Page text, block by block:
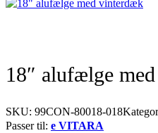
18″ alufælge
SKU: 99CON-80018-018
Passer til: e VITARA